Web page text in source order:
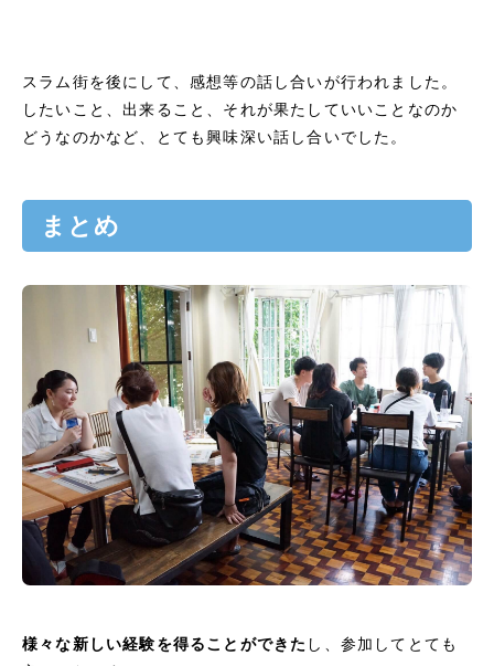
スラム街を後にして、感想等の話し合いが行われました。
したいこと、出来ること、それが果たしていいことなのか
どうなのかなど、とても興味深い話し合いでした。
まとめ
様々な新しい経験を得ることができた し、参加してとても